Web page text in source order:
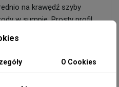
na krawędź szyby
w sumpie. Prosty profil
idealnie w klasycznych
technicznej, utrzymując
O Cookies